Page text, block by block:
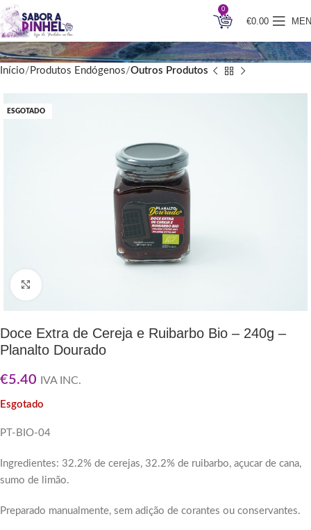
0
€0.00
Início Produtos Endógenos Outros Produtos
ESGOTADO
Doce Extra de Cereja e Ruibarbo Bio – 240g –
Planalto Dourado
€5.40 IVA INC.
Esgotado
PT-BIO-04
Ingredientes: 32.2% de cerejas, 32.2% de ruibarbo, açucar de cana,
sumo de limão.
Preparado manualmente, sem adição de corantes ou conservantes.